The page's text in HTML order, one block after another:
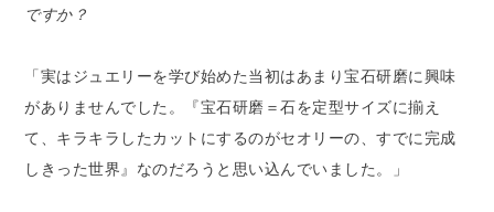
ですか？
「実はジュエリーを学び始めた当初はあまり宝石研磨に興味
がありませんでした。『宝石研磨＝石を定型サイズに揃え
て、キラキラしたカットにするのがセオリーの、すでに完成
しきった世界』なのだろうと思い込んでいました。」